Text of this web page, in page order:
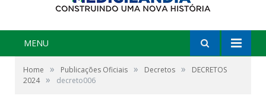
MENU
Home » Publicações Oficiais » Decretos »
DECRETOS
2024 » decreto006